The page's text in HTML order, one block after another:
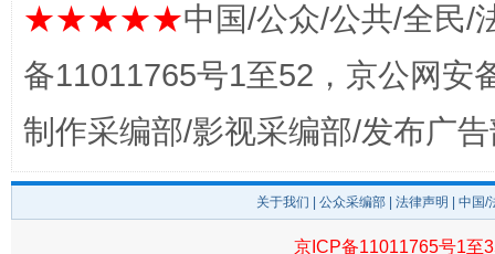
东山县通报“牛蛙产品抗生素超标问题” 法
★★★★★中国/公众/公共/全民/
备11011765号1至52，京公网安
制作采编部/影视采编部/发布广
关于我们 公众采编部 法律声明 | 中国
京ICP备11011765号1至